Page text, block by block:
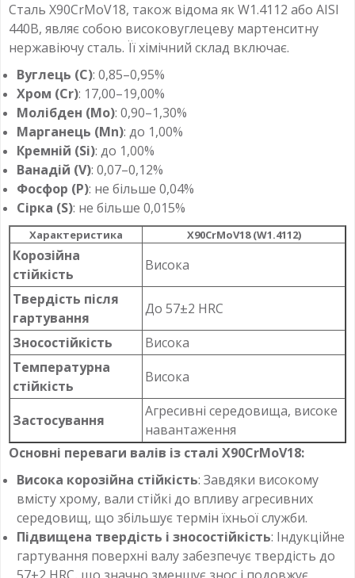
Сталь X90CrMoV18, також відома як W1.4112 або AISI
440B, являє собою високовуглецеву мартенситну
нержавіючу сталь. Її хімічний склад включає.
Вуглець (C): 0,85–0,95%
Хром (Cr): 17,00–19,00%
Молібден (Mo): 0,90–1,30%
Марганець (Mn): до 1,00%
Кремній (Si): до 1,00%
Ванадій (V): 0,07–0,12%
Фосфор (P): не більше 0,04%
Сірка (S): не більше 0,015%
Характеристика X90CrMoV18 (W1.4112)
Корозійна
стійкість
Висока
Твердість після
гартування
До 57±2 HRC
Зносостійкість
Висока
Температурна
стійкість
Висока
Застосування
Агресивні середовища, високе
навантаження
Основні переваги валів із сталі X90CrMoV18:
Висока корозійна стійкість: Завдяки високому
вмісту хрому, вали стійкі до впливу агресивних
середовищ, що збільшує термін їхньої служби.
Підвищена твердість і зносостійкість: Індукційне
гартування поверхні валу забезпечує твердість до